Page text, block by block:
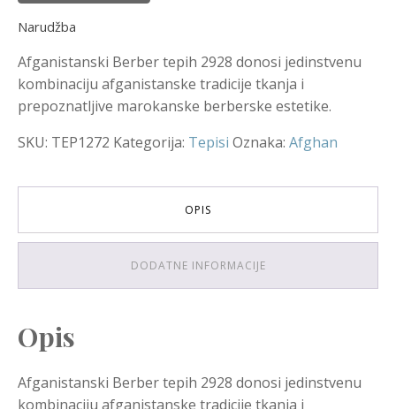
Narudžba
Afganistanski Berber tepih 2928 donosi jedinstvenu
kombinaciju afganistanske tradicije tkanja i
prepoznatljive marokanske berberske estetike.
SKU: TEP1272 Kategorija: Tepisi Oznaka: Afghan
OPIS
DODATNE INFORMACIJE
Opis
Afganistanski Berber tepih 2928 donosi jedinstvenu
kombinaciju afganistanske tradicije tkanja i